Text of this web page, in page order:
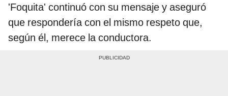
'Foquita' continuó con su mensaje y aseguró
que respondería con el mismo respeto que,
según él, merece la conductora.